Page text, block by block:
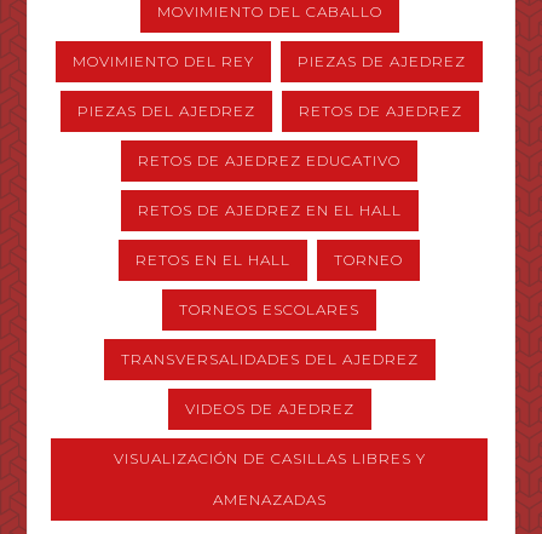
MOVIMIENTO DEL CABALLO
MOVIMIENTO DEL REY PIEZAS DE AJEDREZ
PIEZAS DEL AJEDREZ RETOS DE AJEDREZ
RETOS DE AJEDREZ EDUCATIVO
RETOS DE AJEDREZ EN EL HALL
RETOS EN EL HALL TORNEO
TORNEOS ESCOLARES
TRANSVERSALIDADES DEL AJEDREZ
VIDEOS DE AJEDREZ
VISUALIZACIÓN DE CASILLAS LIBRES Y
AMENAZADAS